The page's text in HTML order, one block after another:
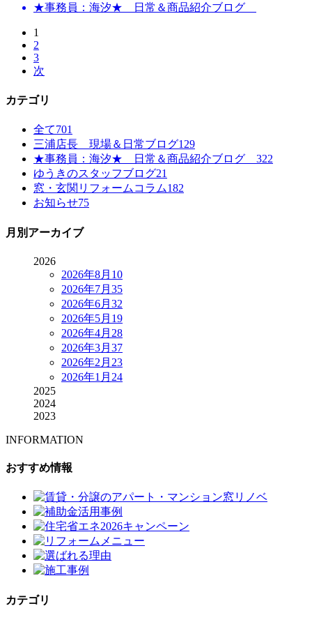
★事務員：海汐★ 日常＆商品紹介ブログ
1
2
3
次
カテゴリ
全て701
三浦店長 現場＆日常ブログ129
★事務員：海汐★ 日常＆商品紹介ブログ 322
ゆうきのスタッフブログ21
窓・玄関リフォームコラム182
お知らせ75
月別アーカイブ
2026
2026年8月 10
2026年7月 35
2026年6月 32
2026年5月 19
2026年4月 28
2026年3月 37
2026年2月 23
2026年1月 24
2025
2024
2023
INFORMATION
おすすめ情報
カテゴリ